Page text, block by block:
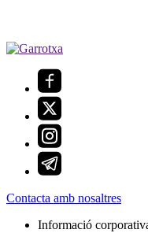
Contacta amb nosaltres
Informació